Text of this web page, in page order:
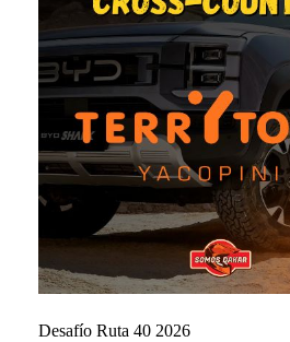
Desafío Ruta 40 2026